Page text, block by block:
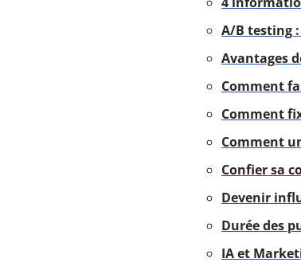
A/B testing
Avantages
Comment
Comment
Comment
Confier sa
Devenir
Durée des
IA et